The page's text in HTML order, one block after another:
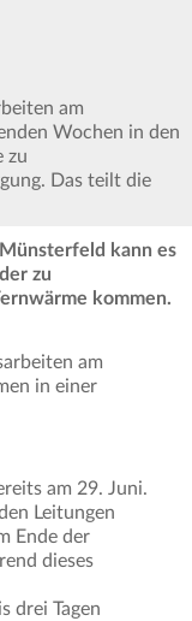
am
Wochen in den
zu
Das teilt die
kann es
zu
kommen.
am
in einer
am 29. Juni.
Leitungen
Ende der
dieses
drei Tagen